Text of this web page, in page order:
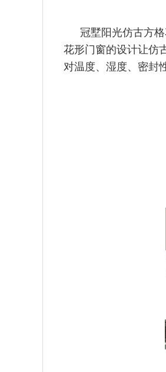
冠墅阳光仿古方
花形门窗的设计让仿
对温度、湿度、密封